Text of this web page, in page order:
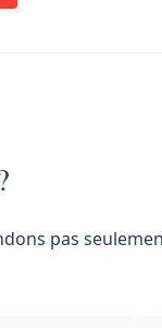
pas